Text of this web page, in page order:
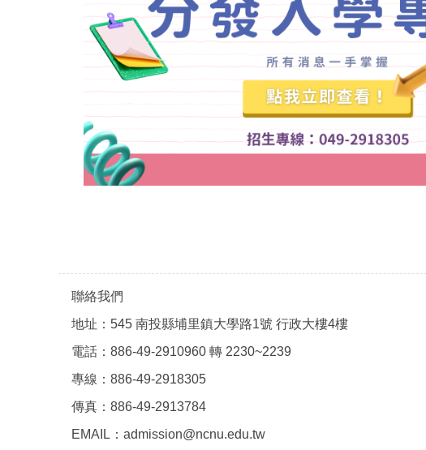
聯絡我們
地址：545 南投縣埔里鎮大學路1號 行政大樓4樓
電話：886-49-2910960 轉 2230~2239
專線：886-49-2918305
傳真：886-49-2913784
EMAIL：admission@ncnu.edu.tw